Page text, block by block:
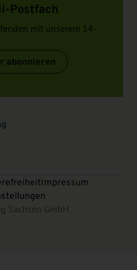
Postfach
mit unserem 14-
abonnieren
Impressum
Sachsen GmbH